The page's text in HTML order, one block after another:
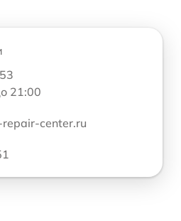
21:00
center.ru